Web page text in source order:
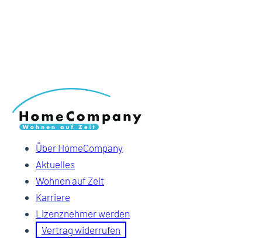
Über HomeCompany
Aktuelles
Wohnen auf Zeit
Karriere
Lizenznehmer werden
Vertrag widerrufen